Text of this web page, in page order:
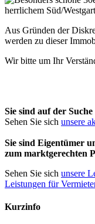
Aus Gründen der
werden zu dieser
Wir bitte um Ihr
Sie sind auf der
Sehen Sie sich unsere
Sie sind Eigentümer
zum marktgerechten
Sehen Sie sich unsere
Leistungen für
Kurzinfo